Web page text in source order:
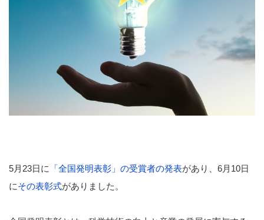
5月23日に 「全国発明表彰」の受賞者の発表があり、6月10日
にその表彰式がありました。